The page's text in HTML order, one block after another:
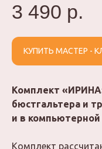
3 490 р.
КУПИТЬ МАСТЕР -
Комплект
бюстгальтера и
и в
Комплект